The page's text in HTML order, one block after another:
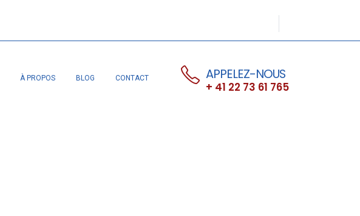
À PROPOS BLOG CONTACT APPELEZ-NOUS
+ 41 22 73 61 765